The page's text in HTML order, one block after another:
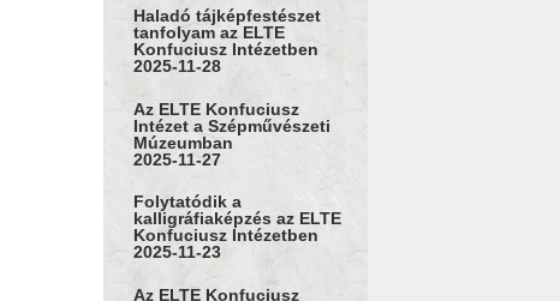
Haladó tájképfestészet
tanfolyam az ELTE
Konfuciusz Intézetben
2025-11-28
Az ELTE Konfuciusz
Intézet a Szépművészeti
Múzeumban
2025-11-27
Folytatódik a
kalligráfiaképzés az ELTE
Konfuciusz Intézetben
2025-11-23
Az ELTE Konfuciusz